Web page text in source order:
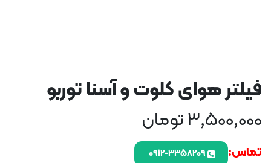
فیلتر هوای کلوت و آسنا توربو
3,500,000تومان
تماس: ۰۹۱۲-۳۳۵۸۲۰۹